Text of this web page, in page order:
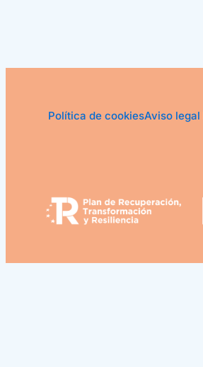
Política de cookiesAviso legal